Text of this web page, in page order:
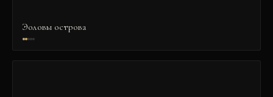
Эоловы острова